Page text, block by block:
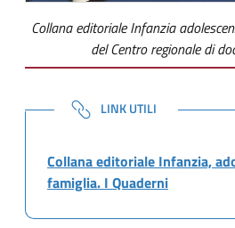
Collana editoriale Infanzia
del Centro regionale di
NOTE
LINK UTILI
Collana editoriale Infanzia,
famiglia. I Quaderni